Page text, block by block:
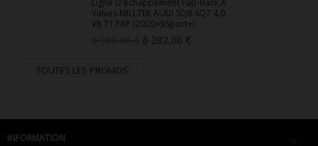
Ligne D'échappement Fap-Back À
Valves MILLTEK AUDI SQ8 SQ7 4,0
V8 TT FAP (2020+)(Sport+)
base
Prix
6 282,00 €
TOUTES LES PROMOS
INFORMATION